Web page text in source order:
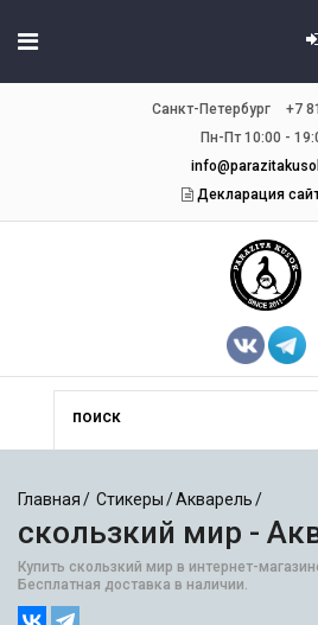
Санкт-Петербург +7
Пн-Пт 10:00 -
Декларация
Главная Стикеры Акварель
скользкий мир -
Купить скользкий мир в интернет-
Бесплатная доставка в наличии.